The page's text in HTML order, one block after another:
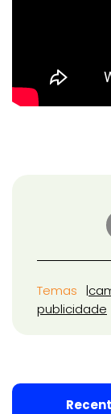
Temas
publicidade